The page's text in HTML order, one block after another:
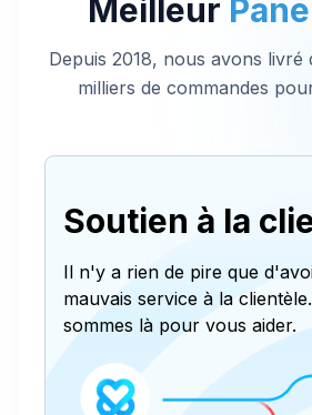
Meilleur
Depuis 2018, nous avons livré
milliers de commandes
Soutien à la
Il n'y a rien de pire que
mauvais service à la
sommes là pour vous aider.